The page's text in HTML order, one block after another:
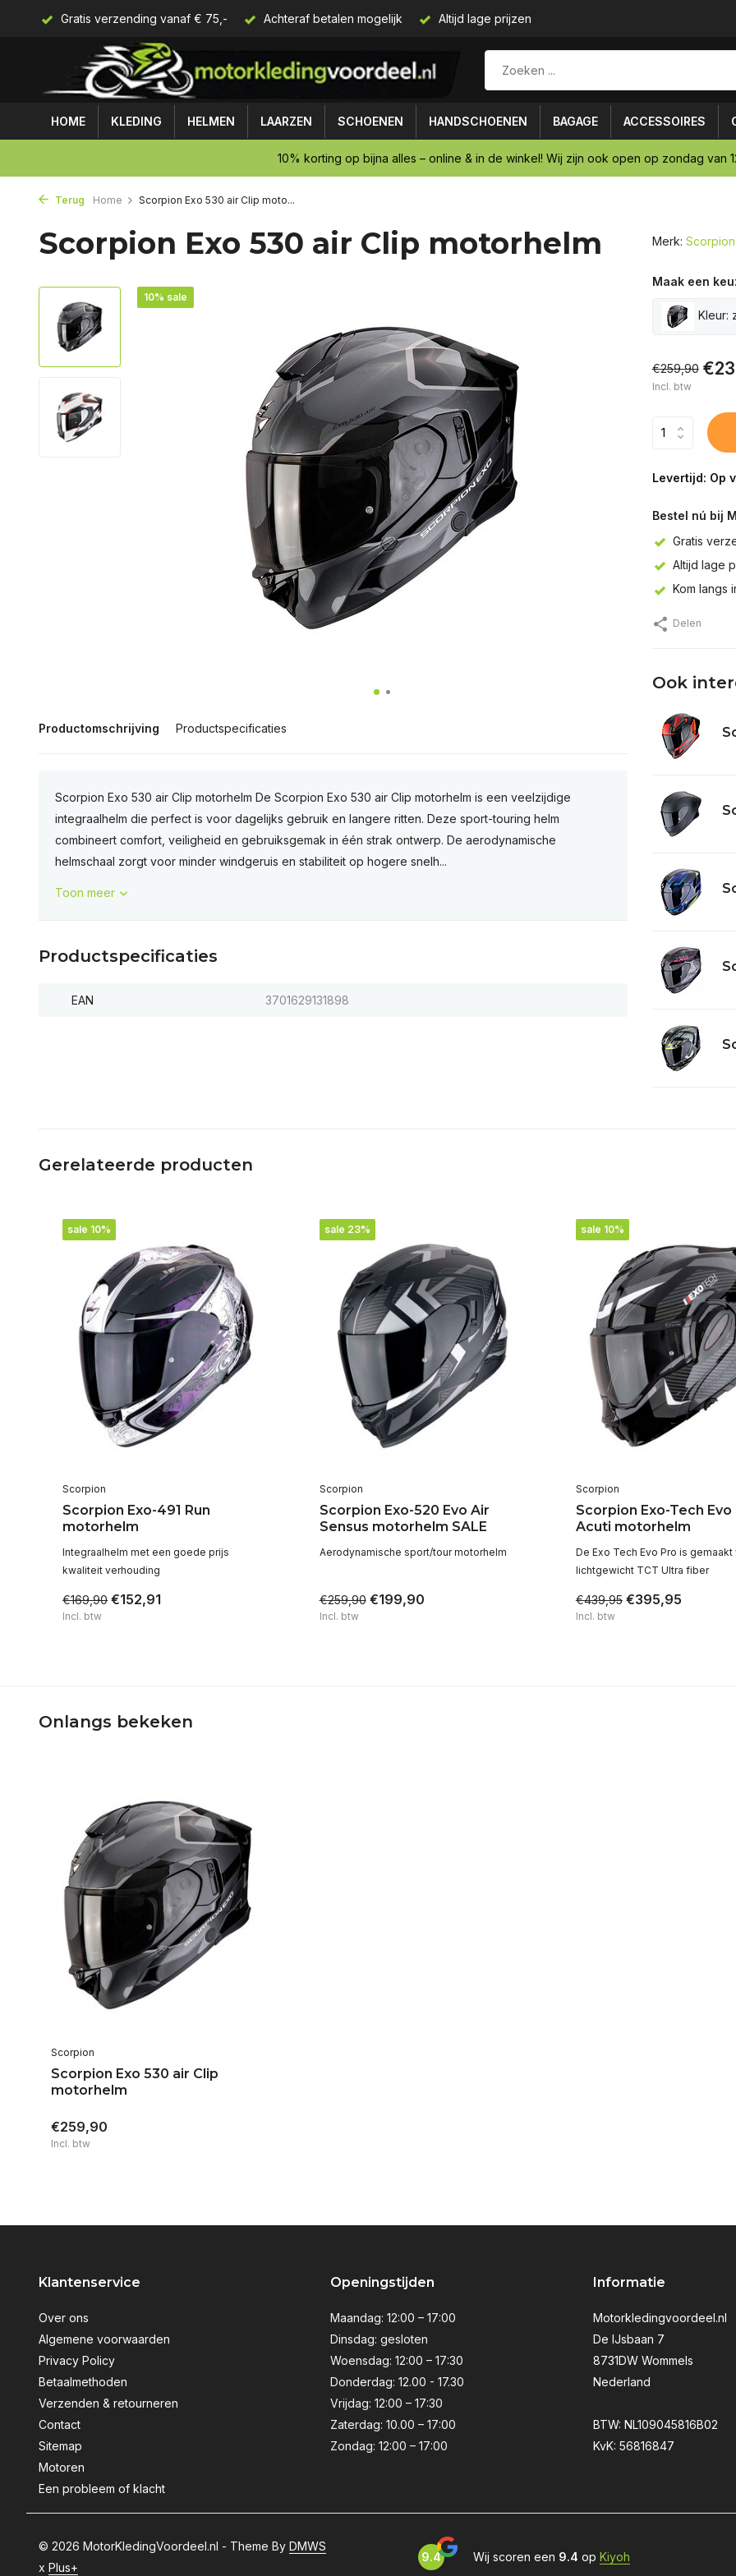
Gratis verzending vanaf € 75,- Achteraf betalen mogelijk Altijd lage prijzen
HOME KLEDING HELMEN LAARZEN SCHOENEN HANDSCHOENEN BAGAGE ACCESSOIRES
10% korting op bijna alles – online & in de winkel! Wij zijn ook open op zondag van
Terug Home Scorpion Exo 530 air Clip moto...
Scorpion Exo 530 air Clip motorhelm
10% sale
Productomschrijving Productspecificaties
Scorpion Exo 530 air Clip motorhelm De Scorpion Exo 530 air Clip motorhelm is een veelzijdige
integraalhelm die perfect is voor dagelijks gebruik en langere ritten. Deze sport-touring helm
combineert comfort, veiligheid en gebruiksgemak in één strak ontwerp. De aerodynamische
helmschaal zorgt voor minder windgeruis en stabiliteit op hogere snelh...
Toon meer
Productspecificaties
EAN 3701629131898
Merk: Scorpion
Maak een
Kleur:
€259,90
Incl. btw
Levertijd: Op
Bestel nú bij
Gratis
Altijd lage
Kom langs
Delen
Ook
Gerelateerde producten
sale 10%
Scorpion
Scorpion Exo-491 Run
motorhelm
Integraalhelm met een goede prijs
kwaliteit verhouding
€169,90 €152,91
Incl. btw
sale 23%
Scorpion
Scorpion Exo-520 Evo Air
Sensus motorhelm SALE
Aerodynamische sport/tour motorhelm
€259,90 €199,90
Incl. btw
sale 10%
Scorpion
Scorpion Exo-Tech Evo
Acuti motorhelm
De Exo Tech Evo Pro is gemaakt
lichtgewicht TCT Ultra fiber
€439,95 €395,95
Incl. btw
Onlangs bekeken
Scorpion
Scorpion Exo 530 air Clip
motorhelm
€259,90
Incl. btw
Klantenservice
Over ons
Algemene voorwaarden
Privacy Policy
Betaalmethoden
Verzenden & retourneren
Contact
Sitemap
Motoren
Een probleem of klacht
Openingstijden
Maandag: 12:00 – 17:00
Dinsdag: gesloten
Woensdag: 12:00 – 17:30
Donderdag: 12.00 - 17.30
Vrijdag: 12:00 – 17:30
Zaterdag: 10.00 – 17:00
Zondag: 12:00 – 17:00
Informatie
Motorkledingvoordeel.nl
De IJsbaan 7
8731DW Wommels
Nederland
BTW: NL109045816B02
KvK: 56816847
© 2026 MotorKledingVoordeel.nl - Theme By DMWS
x Plus+
9.4 Wij scoren een 9.4 op Kiyoh